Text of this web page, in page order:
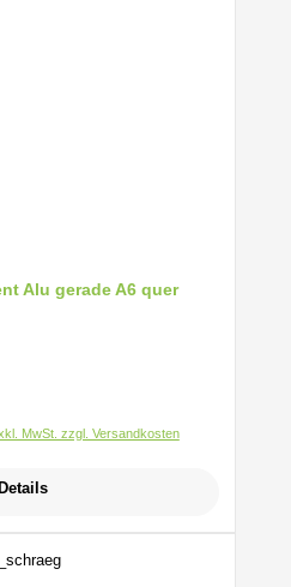
Alu gerade A6 quer
MwSt. zzgl. Versandkosten
Details